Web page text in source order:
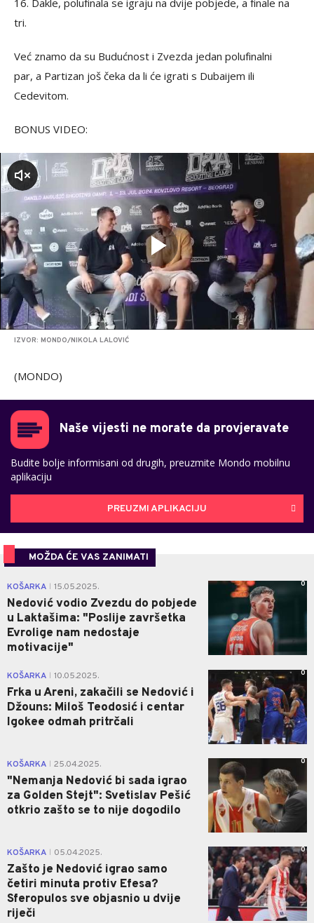
16. Dakle, polufinala se igraju na dvije pobjede, a finale na
tri.
Već znamo da su Budućnost i Zvezda jedan polufinalni
par, a Partizan još čeka da li će igrati s Dubaijem ili
Cedevitom.
BONUS VIDEO:
IZVOR: MONDO/NIKOLA LALOVIĆ
(MONDO)
Naše vijesti ne morate da provjeravate
Budite bolje informisani od drugih, preuzmite Mondo mobilnu
aplikaciju
PREUZMI APLIKACIJU
MOŽDA ĆE VAS ZANIMATI
KOŠARKA 15.05.2025.
Nedović vodio Zvezdu do pobjede
u Laktašima: "Poslije završetka
Evrolige nam nedostaje
motivacije"
0
KOŠARKA 10.05.2025.
Frka u Areni, zakačili se Nedović i
Džouns: Miloš Teodosić i centar
Igokee odmah pritrčali
0
KOŠARKA 25.04.2025.
"Nemanja Nedović bi sada igrao
za Golden Stejt": Svetislav Pešić
otkrio zašto se to nije dogodilo
0
KOŠARKA 05.04.2025.
Zašto je Nedović igrao samo
četiri minuta protiv Efesa?
Sferopulos sve objasnio u dvije
riječi
0